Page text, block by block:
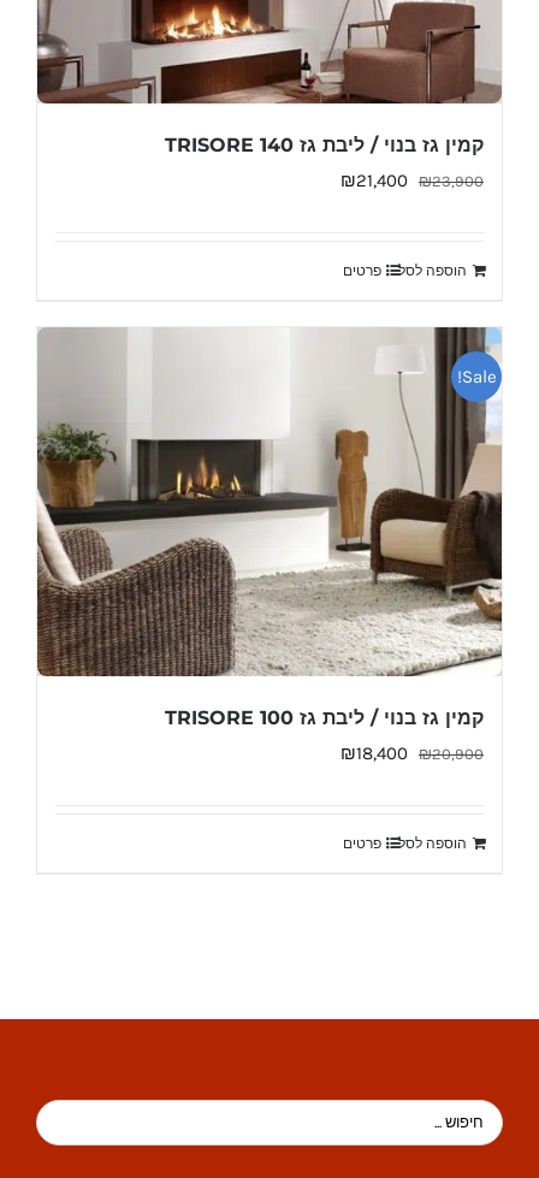
קמין גז בנוי / ליבת גז TRISORE 140
₪23,900
המחיר
₪23,900.
₪21,400
הוספה לסל פרטים
Sale!
קמין גז בנוי / ליבת גז TRISORE 100
₪20,900
המחיר
₪20,900.
₪18,400
הוספה לסל פרטים